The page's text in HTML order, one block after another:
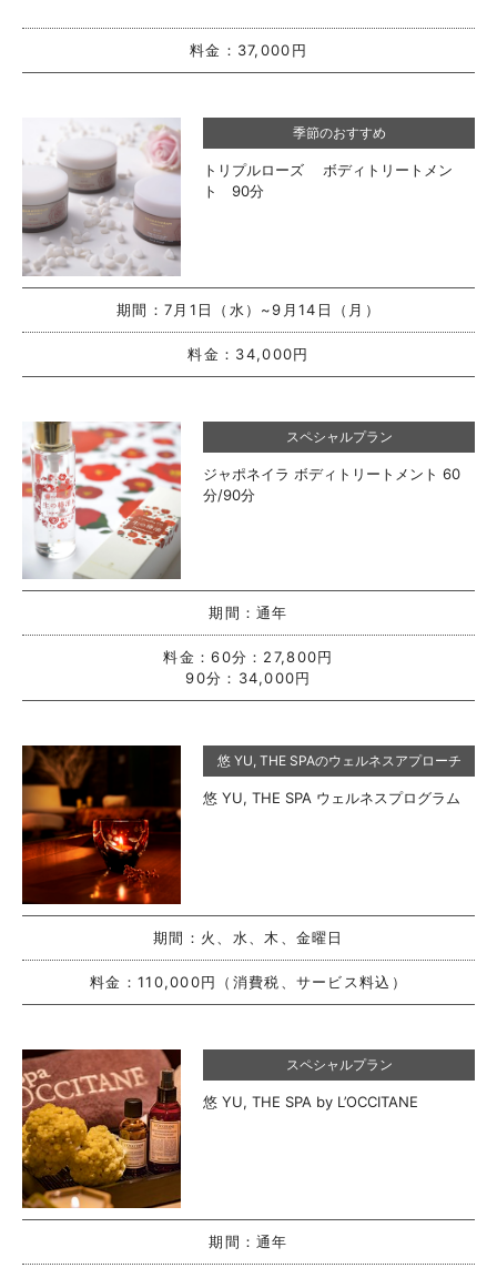
料金： 37,000円
季節のおすすめ
トリプルローズ ボディトリートメン
ト 90分
期間：7月1日（水）~9月14日（月）
料金： 34,000円
スペシャルプラン
ジャポネイラ ボディトリートメント 60
分/90分
期間：通年
料金：60分：27,800円
90分：34,000円
悠 YU, THE SPAのウェルネスアプローチ
悠 YU, THE SPA ウェルネスプログラム
期間： 火、水、木、金曜日
料金： 110,000円（消費税、サービス料込）
スペシャルプラン
悠 YU, THE SPA by L’OCCITANE
期間：通年